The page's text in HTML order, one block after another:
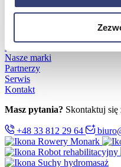
Dla stomatologów
Poznaj Hasmed
Nasze marki
Partnerzy
Serwis
Kontakt
Masz pytania? Skontaktuj się
+48 33 812 29 64
Rowery Monark
Robot rehabilitacyjny
Suchy hydromasaż